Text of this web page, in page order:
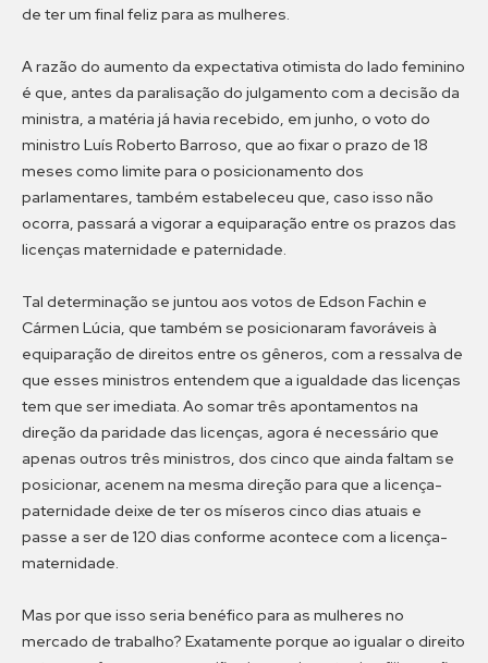
de ter um final feliz para as mulheres.
A razão do aumento da expectativa otimista do lado feminino
é que, antes da paralisação do julgamento com a decisão da
ministra, a matéria já havia recebido, em junho, o voto do
ministro Luís Roberto Barroso, que ao fixar o prazo de 18
meses como limite para o posicionamento dos
parlamentares, também estabeleceu que, caso isso não
ocorra, passará a vigorar a equiparação entre os prazos das
licenças maternidade e paternidade.
Tal determinação se juntou aos votos de Edson Fachin e
Cármen Lúcia, que também se posicionaram favoráveis à
equiparação de direitos entre os gêneros, com a ressalva de
que esses ministros entendem que a igualdade das licenças
tem que ser imediata. Ao somar três apontamentos na
direção da paridade das licenças, agora é necessário que
apenas outros três ministros, dos cinco que ainda faltam se
posicionar, acenem na mesma direção para que a licença-
paternidade deixe de ter os míseros cinco dias atuais e
passe a ser de 120 dias conforme acontece com a licença-
maternidade.
Mas por que isso seria benéfico para as mulheres no
mercado de trabalho? Exatamente porque ao igualar o direito